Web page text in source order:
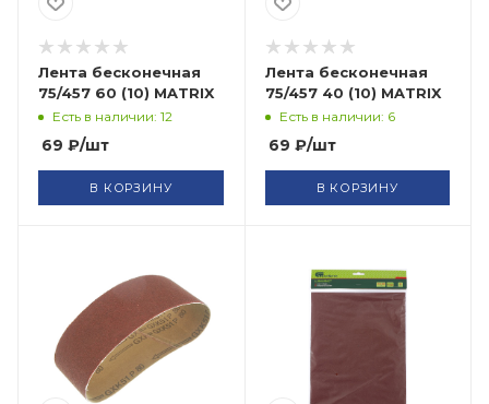
Лента бесконечная
75/457 60 (10) MATRIX
Есть в наличии: 12
69 ₽/шт
В КОРЗИНУ
Лента бесконечная
75/457 40 (10) MATRIX
Есть в наличии: 6
69 ₽/шт
В КОРЗИНУ